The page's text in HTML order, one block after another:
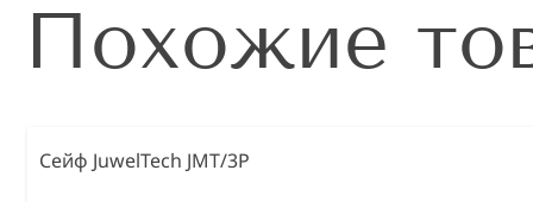
Похожие
Сейф JuwelTech JMT/3P